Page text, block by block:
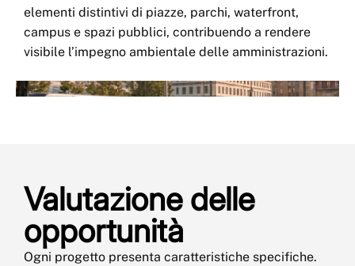
elementi distintivi di piazze, parchi, waterfront,
campus e spazi pubblici, contribuendo a rendere
visibile l’impegno ambientale delle amministrazioni.
Valutazione delle
opportunità
Ogni progetto presenta caratteristiche specifiche.